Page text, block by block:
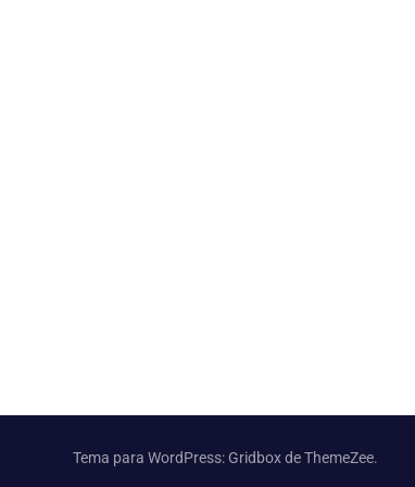
Tema para WordPress: Gridbox de ThemeZee.